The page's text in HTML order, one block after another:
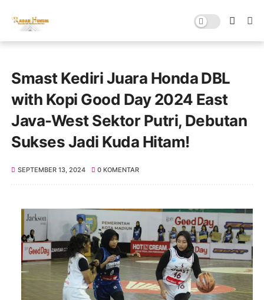
Smast Kediri Juara Honda DBL
with Kopi Good Day 2024 East
Java-West Sektor Putri, Debutan
Sukses Jadi Kuda Hitam!
SEPTEMBER 13, 2024 0 KOMENTAR